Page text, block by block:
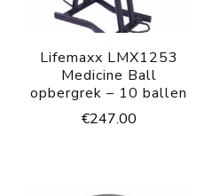
Lifemaxx LMX1253
Medicine Ball
opbergrek – 10 ballen
€247.00